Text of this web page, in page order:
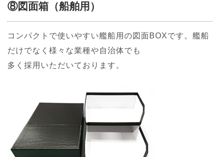
⑧図面箱（船舶用）
コンパクトで使いやすい艦船用の図面BOXです。艦船
だけでなく様々な業種や自治体でも
多く採用いただいております。